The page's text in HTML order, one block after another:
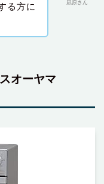
凪原さん
る方に
オーヤマ